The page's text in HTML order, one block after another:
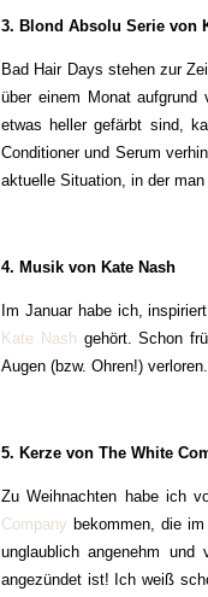
3. Blond Absolu Serie von
Bad Hair Days stehen zur
über einem Monat aufgrund
etwas heller gefärbt sind,
Conditioner und Serum
aktuelle Situation, in der
4. Musik von Kate Nash
Im Januar habe ich,
Kate Nash gehört. Schon
Augen (bzw. Ohren!)
5. Kerze von The White
Zu Weihnachten habe ich
Company bekommen, die
unglaublich angenehm
angezündet ist! Ich weiß